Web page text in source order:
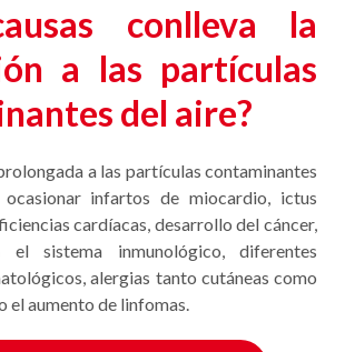
conlleva la
a las partículas
del aire?
a las partículas contaminantes
infartos de miocardio, ictus
cardíacas, desarrollo del cáncer,
el sistema inmunológico, diferentes
alergias tanto cutáneas como
el aumento de linfomas.